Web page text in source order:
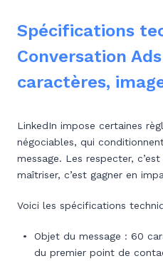
Spécifications
Conversation
caractères,
LinkedIn impose certaines
négociables, qui
message. Les respecter,
maîtriser, c’est gagner en
Voici les spécifications
Objet du message : 60
du premier point de